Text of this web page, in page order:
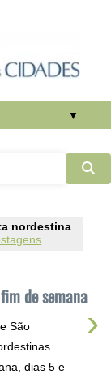
▼
nordestina
de semana
›
São
dias 5 e